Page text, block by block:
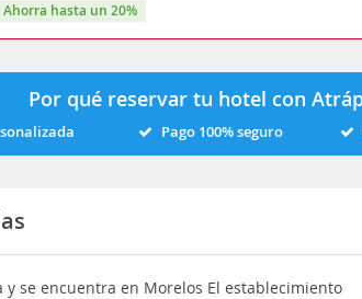
ahorra hasta un 20%
Por qué reservar tu hotel con
Pago 100% seguro
y se encuentra en Morelos El establecimiento